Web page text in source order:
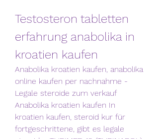
Testosteron tabletten
erfahrung anabolika in
kroatien kaufen
Anabolika kroatien kaufen, anabolika
online kaufen per nachnahme -
Legale steroide zum verkauf
Anabolika kroatien kaufen In
kroatien kaufen, steroid kur für
fortgeschrittene, gibt es legale